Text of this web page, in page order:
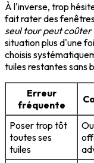
À l'inverse, trop
fait rater des
seul tour peut
situation plus d'une
choisis
tuiles restantes sans
Erreur
fréquente
Poser trop tôt
toutes ses
tuiles